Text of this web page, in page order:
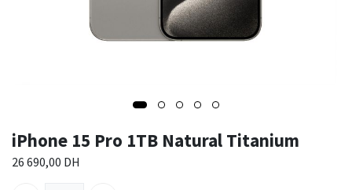
iPhone 15 Pro 1TB Natural Titanium
26 690,00 DH